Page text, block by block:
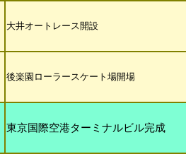
大井オートレース開設
後楽園ローラースケート場開場
東京国際空港ターミナルビル完成